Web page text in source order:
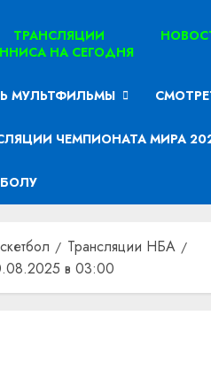
ТРАНСЛЯЦИИ
НА СЕГОДНЯ
МУЛЬТФИЛЬМЫ
ЧЕМПИОНАТА МИРА
Трансляции НБА
в 03:00